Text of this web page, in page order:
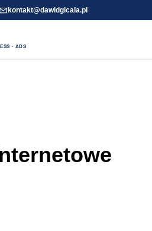
kontakt@dawidgicala.pl
· ADS